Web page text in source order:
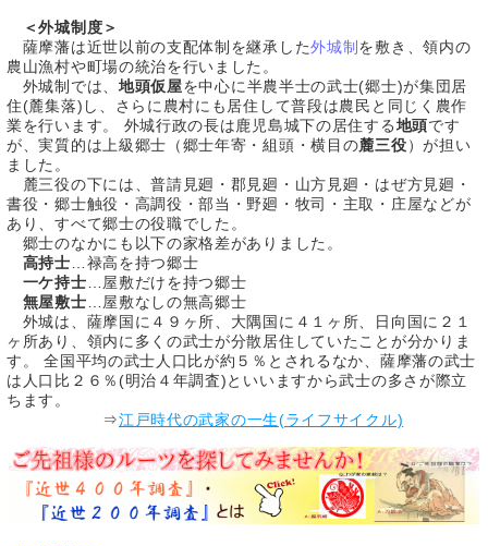
＜外城制度＞
薩摩藩は近世以前の支配体制を継承した外城制 を敷き、領内の
農山漁村や町場の統治を行いました。
外城制では、 地頭仮屋を中心に半農半士の武士(郷士)が集団居
住(麓集落)し、さらに農村にも居住して普段は農民と同じく農作
業を行います。 外城行政の長は鹿児島城下の居住する地頭です
が、実質的は上級郷士（郷士年寄・組頭・横目の麓三役）が担い
ました。
麓三役の下には、普請見廻・郡見廻・山方見廻・はぜ方見廻・
書役・郷士触役・高調役・部当・野廻・牧司・主取・庄屋などが
あり、すべて郷士の役職でした。
郷士のなかにも以下の家格差がありました。
高持士 …禄高を持つ郷士
一ケ持士 …屋敷だけを持つ郷士
無屋敷士 …屋敷なしの無高郷士
外城は、薩摩国に４９ヶ所、大隅国に４１ヶ所、日向国に２１
ヶ所あり、領内に多くの武士が分散居住していたことが分かりま
す。 全国平均の武士人口比が約５％とされるなか、薩摩藩の武士
は人口比２６％(明治４年調査)といいますから武士の多さが際立
ちます。
⇒江戸時代の武家の一生(ライフサイクル)